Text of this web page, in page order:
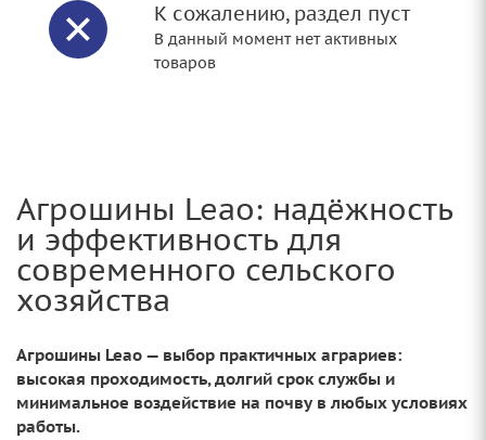
К сожалению, раздел пуст
В данный момент нет активных
товаров
Агрошины Leao: надёжность
и эффективность для
современного сельского
хозяйства
Агрошины Leao — выбор практичных аграриев:
высокая проходимость, долгий срок службы и
минимальное воздействие на почву в любых условиях
работы.